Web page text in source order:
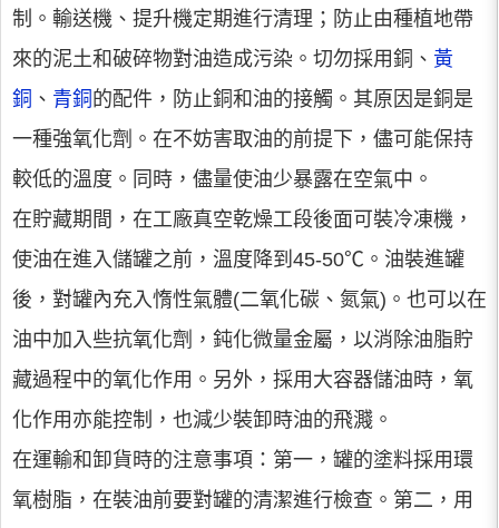
制。輸送機、提升機定期進行清理；防止由種植地帶
來的泥土和破碎物對油造成污染。切勿採用銅、 黃
銅 、 青銅 的配件，防止銅和油的接觸。其原因是銅是
一種強氧化劑。在不妨害取油的前提下，儘可能保持
較低的溫度。同時，儘量使油少暴露在空氣中。
在貯藏期間，在工廠真空乾燥工段後面可裝冷凍機，
使油在進入儲罐之前，溫度降到45-50℃。油裝進罐
後，對罐內充入惰性氣體(二氧化碳、氮氣)。也可以在
油中加入些抗氧化劑，鈍化微量金屬，以消除油脂貯
藏過程中的氧化作用。另外，採用大容器儲油時，氧
化作用亦能控制，也減少裝卸時油的飛濺。
在運輸和卸貨時的注意事項：第一，罐的塗料採用環
氧樹脂，在裝油前要對罐的清潔進行檢查。第二，用